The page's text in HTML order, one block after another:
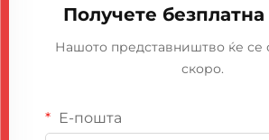
Получете
Нашото представништво ќе се
скоро.
Е-пошта